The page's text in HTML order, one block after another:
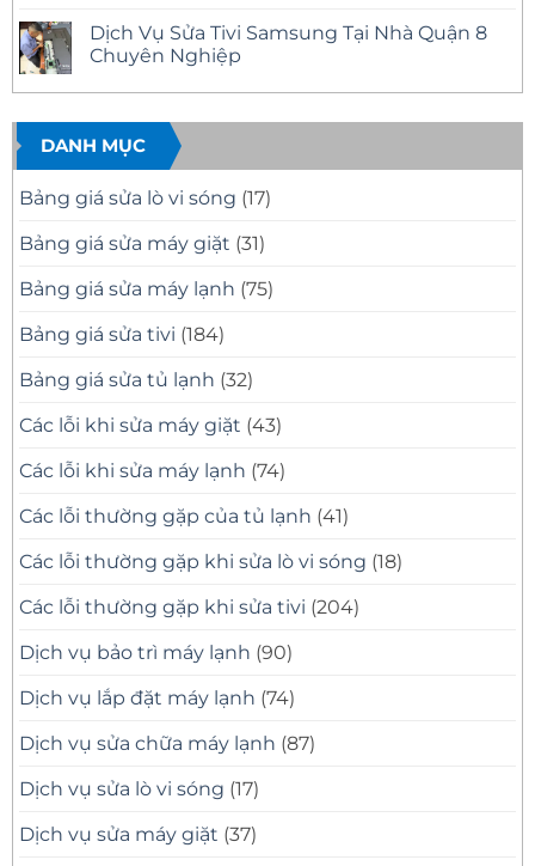
Tại
Nhà
Uy
Tín
–
Mặt
Báo
Giá
Minh
Bạch
Samsung
Tại
Nhà
11
Tín
–
Có
Mặt
Nhanh,
Sửa
Bệnh
bình
luận
ở
Tivi
Tại
Nhà
Quận
10
Uy
Tín
Mặt
Nhanh
30
Phút
Dịch Vụ Sửa Tivi Samsung Tại Nhà Quận 8
Chuyên Nghiệp
có
luận
ở
Dịch
Vụ
Sửa
Tivi
Tại
Nhà
8
Chuyên
DANH MỤC
Bảng giá sửa lò vi sóng (17)
Bảng giá sửa máy giặt (31)
Bảng giá sửa máy lạnh (75)
Bảng giá sửa tivi (184)
Bảng giá sửa tủ lạnh (32)
Các lỗi khi sửa máy giặt (43)
Các lỗi khi sửa máy lạnh (74)
Các lỗi thường gặp của tủ lạnh (41)
Các lỗi thường gặp khi sửa lò vi sóng (18)
Các lỗi thường gặp khi sửa tivi (204)
Dịch vụ bảo trì máy lạnh (90)
Dịch vụ lắp đặt máy lạnh (74)
Dịch vụ sửa chữa máy lạnh (87)
Dịch vụ sửa lò vi sóng (17)
Dịch vụ sửa máy giặt (37)